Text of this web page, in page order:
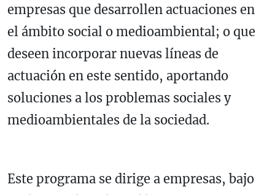
empresas que desarrollen actuaciones en
el ámbito social o medioambiental; o que
deseen incorporar nuevas líneas de
actuación en este sentido, aportando
soluciones a los problemas sociales y
medioambientales de la sociedad.
Este programa se dirige a empresas, bajo